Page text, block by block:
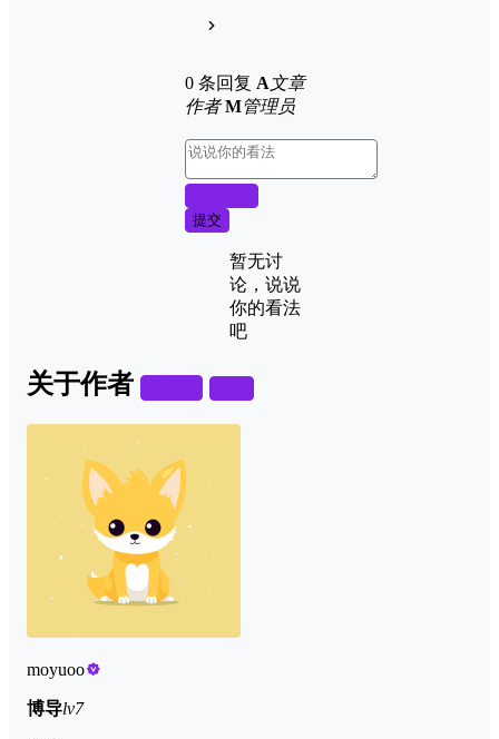
0 条回复 A文章
作者 M管理员
提交
暂无讨
论，说说
你的看法
吧
关于作者
moyuoo
博导lv7